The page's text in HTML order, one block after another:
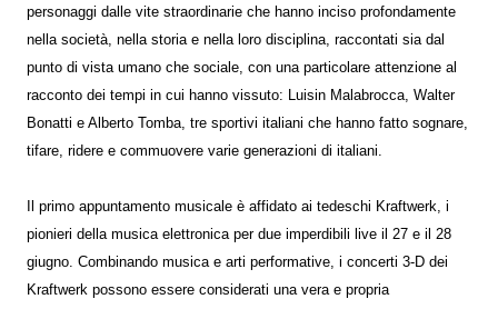
personaggi dalle vite straordinarie che hanno inciso profondamente
nella società, nella storia e nella loro disciplina, raccontati sia dal
punto di vista umano che sociale, con una particolare attenzione al
racconto dei tempi in cui hanno vissuto: Luisin Malabrocca, Walter
Bonatti e Alberto Tomba, tre sportivi italiani che hanno fatto sognare,
tifare, ridere e commuovere varie generazioni di italiani.
Il primo appuntamento musicale è affidato ai tedeschi Kraftwerk, i
pionieri della musica elettronica per due imperdibili live il 27 e il 28
giugno. Combinando musica e arti performative, i concerti 3-D dei
Kraftwerk possono essere considerati una vera e propria